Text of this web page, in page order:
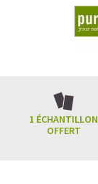
1 ÉCHANTILLON
OFFERT